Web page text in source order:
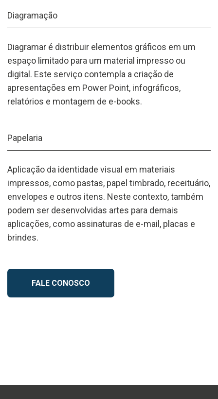
Diagramação
Diagramar é distribuir elementos gráficos em um
espaço limitado para um material impresso ou
digital. Este serviço contempla a criação de
apresentações em Power Point, infográficos,
relatórios e montagem de e-books.
Papelaria
Aplicação da identidade visual em materiais
impressos, como pastas, papel timbrado, receituário,
envelopes e outros itens. Neste contexto, também
podem ser desenvolvidas artes para demais
aplicações, como assinaturas de e-mail, placas e
brindes.
FALE CONOSCO